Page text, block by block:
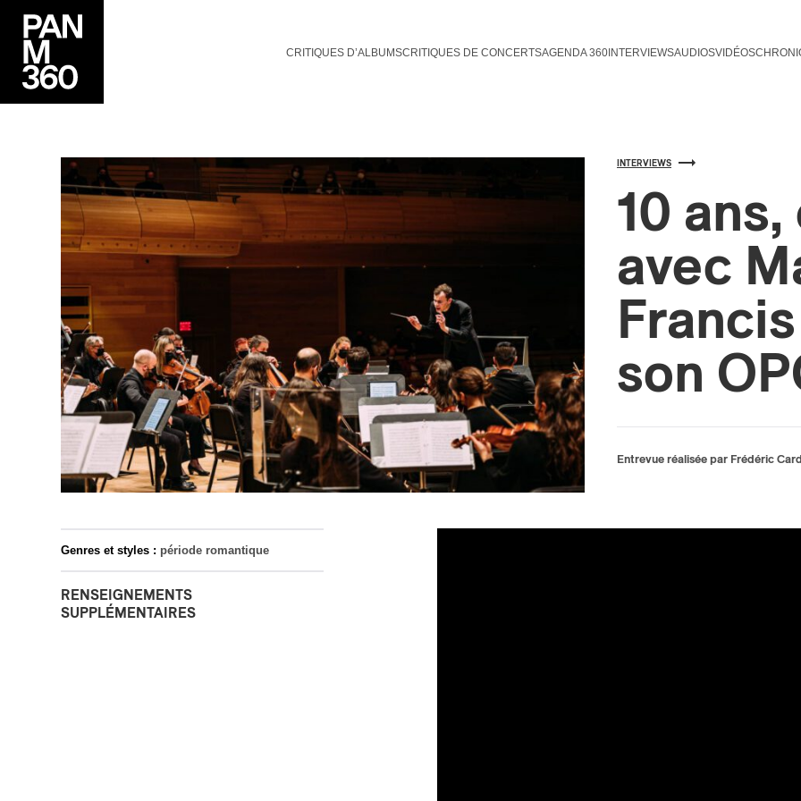
CRITIQUES D’ALBUMSCRITIQUES DE CONCERTSAGENDA 360INTERVIEWSAUDIOSVIDÉOS
INTERVIEWS
10
avec
son
Entrevue réalisée par Frédéric
Genres et styles : période romantique
RENSEIGNEMENTS
SUPPLÉMENTAIRES